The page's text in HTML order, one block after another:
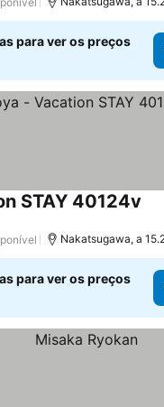
para ver os preços
STAY 40124v
Nakatsugawa, a
para ver os preços